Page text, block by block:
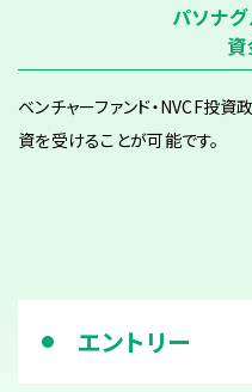
パソナ
ベンチャーファンド・NVCF投
資を受けることが可能です。
エントリー